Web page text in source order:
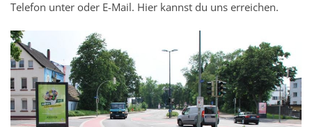
Telefon unter oder E-Mail. Hier kannst du uns erreichen.